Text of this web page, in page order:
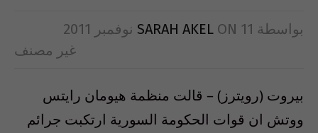
بواسطة SARAH AKEL ON 11 نوفمبر 2011
غير مصنف
بيروت (رويترز) – قالت منظمة هيومان رايتس
ووتش ان قوات الحكومة السورية ارتكبت جرائم